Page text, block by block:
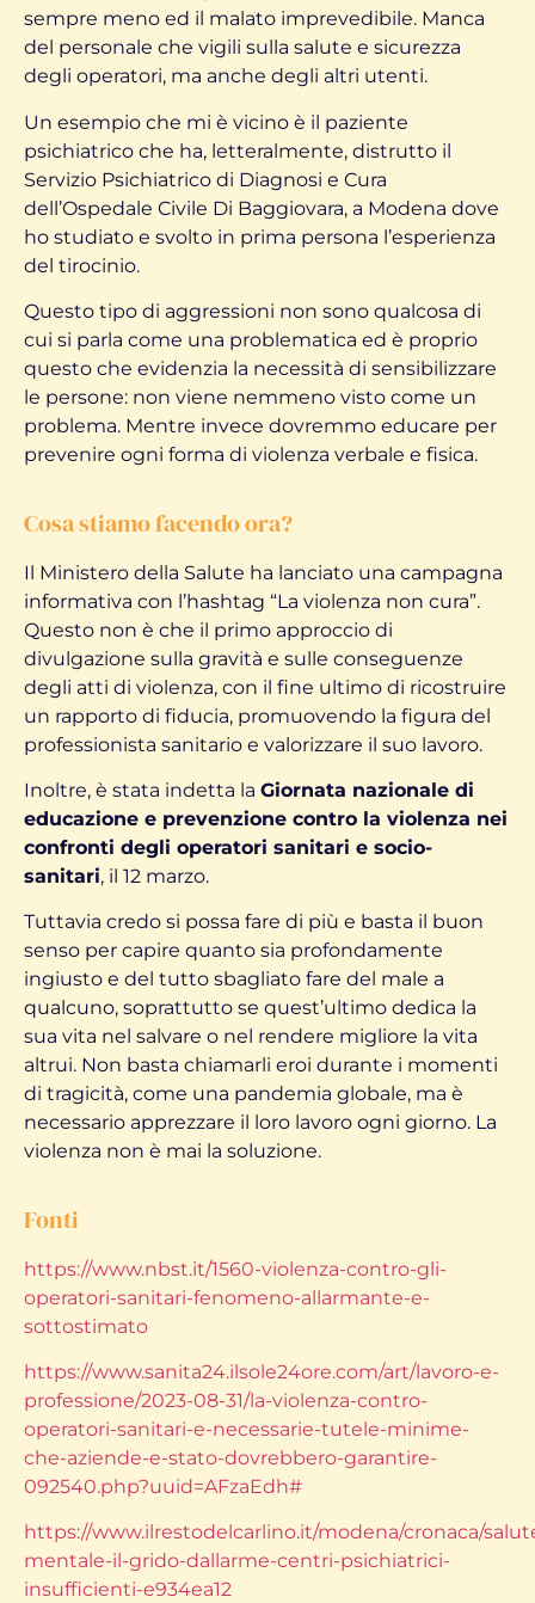
sempre meno ed il malato imprevedibile. Manca
del personale che vigili sulla salute e sicurezza
degli operatori, ma anche degli altri utenti.
Un esempio che mi è vicino è il paziente
psichiatrico che ha, letteralmente, distrutto il
Servizio Psichiatrico di Diagnosi e Cura
dell’Ospedale Civile Di Baggiovara, a Modena dove
ho studiato e svolto in prima persona l’esperienza
del tirocinio.
Questo tipo di aggressioni non sono qualcosa di
cui si parla come una problematica ed è proprio
questo che evidenzia la necessità di sensibilizzare
le persone: non viene nemmeno visto come un
problema. Mentre invece dovremmo educare per
prevenire ogni forma di violenza verbale e fisica.
Cosa stiamo facendo ora?
Il Ministero della Salute ha lanciato una campagna
informativa con l’hashtag “La violenza non cura”.
Questo non è che il primo approccio di
divulgazione sulla gravità e sulle conseguenze
degli atti di violenza, con il fine ultimo di ricostruire
un rapporto di fiducia, promuovendo la figura del
professionista sanitario e valorizzare il suo lavoro.
Inoltre, è stata indetta la Giornata nazionale di
educazione e prevenzione contro la violenza nei
confronti degli operatori sanitari e socio-
sanitari, il 12 marzo.
Tuttavia credo si possa fare di più e basta il buon
senso per capire quanto sia profondamente
ingiusto e del tutto sbagliato fare del male a
qualcuno, soprattutto se quest’ultimo dedica la
sua vita nel salvare o nel rendere migliore la vita
altrui. Non basta chiamarli eroi durante i momenti
di tragicità, come una pandemia globale, ma è
necessario apprezzare il loro lavoro ogni giorno. La
violenza non è mai la soluzione.
Fonti
https://www.nbst.it/1560-violenza-contro-gli-
operatori-sanitari-fenomeno-allarmante-e-
sottostimato
https://www.sanita24.ilsole24ore.com/art/lavoro-e-
professione/2023-08-31/la-violenza-contro-
operatori-sanitari-e-necessarie-tutele-minime-
che-aziende-e-stato-dovrebbero-garantire-
092540.php?uuid=AFzaEdh#
https://www.ilrestodelcarlino.it/modena/cronaca/
mentale-il-grido-dallarme-centri-psichiatrici-
insufficienti-e934ea12